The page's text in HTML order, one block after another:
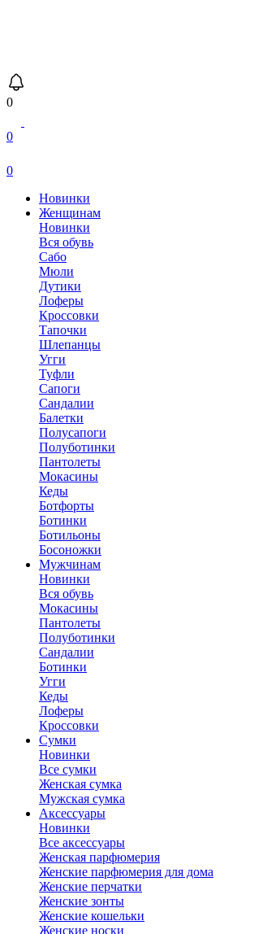
0
0
0
Новинки
Женщинам
Новинки
Вся обувь
Сабо
Мюли
Дутики
Лоферы
Кроссовки
Тапочки
Шлепанцы
Угги
Туфли
Сапоги
Сандалии
Балетки
Полусапоги
Полуботинки
Пантолеты
Мокасины
Кеды
Ботфорты
Ботинки
Ботильоны
Босоножки
Мужчинам
Новинки
Вся обувь
Мокасины
Пантолеты
Полуботинки
Сандалии
Ботинки
Угги
Кеды
Лоферы
Кроссовки
Сумки
Новинки
Все сумки
Женская сумка
Мужская сумка
Аксессуары
Новинки
Все аксессуары
Женская парфюмерия
Женские парфюмерия для дома
Женские перчатки
Женские зонты
Женские кошельки
Женские носки